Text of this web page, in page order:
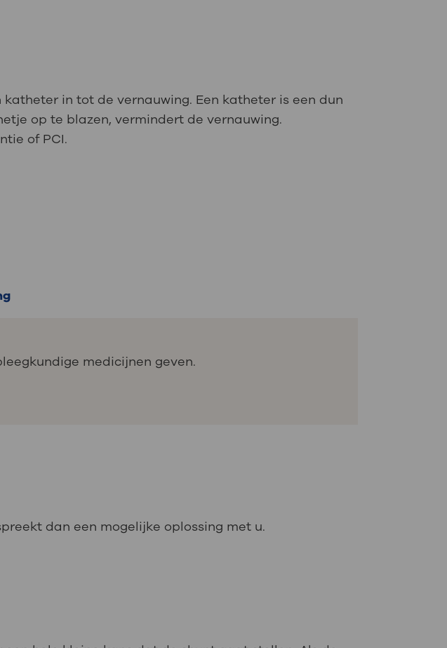
in tot de vernauwing. Een katheter is een dun
op te blazen, vermindert de vernauwing.
of PCI.
medicijnen geven.
dan een mogelijke oplossing met u.